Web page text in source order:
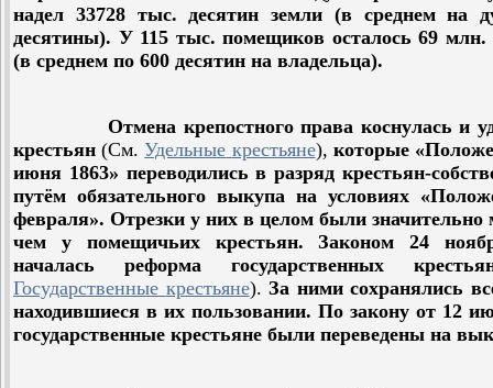
надел 33728 тыс. десятин земли (в среднем на
десятины). У 115 тыс. помещиков осталось 69 млн.
(в среднем по 600 десятин на владельца).
Отмена крепостного права коснулась и
крестьян(См.Удельные крестьяне), которые
июня 1863» переводились в разряд крестьян-
путём обязательного выкупа на условиях
февраля». Отрезки у них в целом были
чем у помещичьих крестьян. Законом 24
началась реформа государственных
Государственные крестьяне). За ними сохранялись
находившиеся в их пользовании. По закону от 12
государственные крестьяне были переведены на